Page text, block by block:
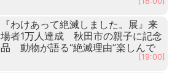
『わけあって絶滅しました。展』来
場者1万人達成 秋田市の親子に記念
品 動物が語る“絶滅理由”楽しんで
[19:00]